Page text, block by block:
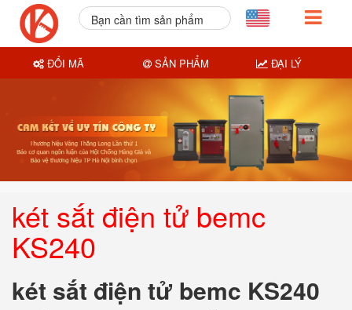
két sắt điện tử bemc
KS240
két sắt điện tử bemc KS240
Bạn cần tìm sản phẩm
ĐỔI MÃ SẢN PHẨM ĐẠI LÝ